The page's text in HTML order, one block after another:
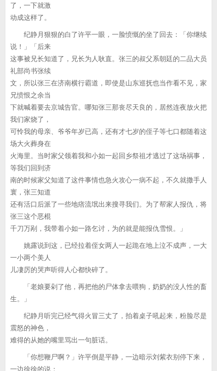
了，一下就激
动成这样了。
纪静月狠狠的白了许平一眼，一脸愤慨的坐了回去：「你继续
说！」「后来
这事被兄长知道了，兄长为人耿直。张三的叔父系朝廷的二品大员
礼部尚书张续
文，所以张三在济南横行霸道，即使是山东巡抚也当作看不见，家
兄愤恨之余当
下就喊着要去京城告官。哪知张三那丧尽天良的，居然连夜放火把
我们家烧了，
可怜我的母亲、爷爷年岁已高，还有才七岁的侄子等七口都随着这
场大火葬身在
火海里。当时家父领着我和小如一起回乡祭祖才逃过了这场祸事，
等我们回到济
南的时候家父知道了这件事情也急火攻心一病不起，不久就撒手人
寰，张三知道
还有活口后派了一些地痞流氓出来搜寻我们。为了帮家人报仇，将
张三这个恶棍
千刀万剐，我带着小如一路乞讨，为的就是能报仇雪恨。」
姚露说到这，已经拉着侄女两人一起跪在地上泣不成声，一大
一小两个美人
儿凄厉的哭声听得人心都快碎了。
「老娘要剁了他，再把他的尸体拿去喂狗，奶奶的没人性的畜
生。」
纪静月听完已经气得火冒三丈了，拍着桌子吼起来，粉脸尽是
震怒的神色，
难得的从她的嘴里骂出一句脏话。
「你想鞭尸啊？」许平倒是平静，一边暗示刘紫衣别停下来，
一边徐徐的说：